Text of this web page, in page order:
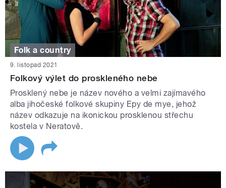
Folk a country
9. listopad 2021
Folkový výlet do proskleného nebe
Prosklený nebe je název nového a velmi zajímavého
alba jihočeské folkové skupiny Epy de mye, jehož
název odkazuje na ikonickou prosklenou střechu
kostela v Neratově.